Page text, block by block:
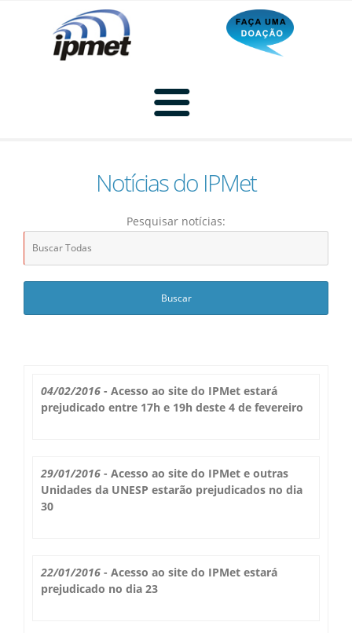
Home
Radar Animado
Radar Cidades
Radar PPI GIS
Chuva Bauru
Imagens de Satélite
Estação Meteorológica
Modelo Global GFS
Serviços
Laudos Meteorológicos
Solicitação de Dados
Informações
Saiba Mais
Perguntas Frequentes
Notícias do IPMet
Pesquisar notícias:
04/02/2016 - Acesso ao site do IPMet estará
prejudicado entre 17h e 19h deste 4 de fevereiro
29/01/2016 - Acesso ao site do IPMet e outras
Unidades da UNESP estarão prejudicados no dia
30
22/01/2016 - Acesso ao site do IPMet estará
prejudicado no dia 23